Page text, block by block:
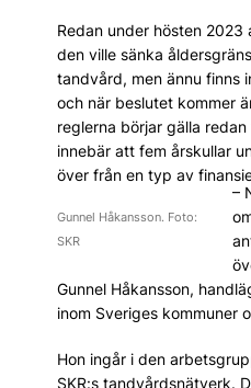
Redan under hösten
den ­ville sänka
tandvård, men ännu finns
och när beslutet kommer
reglerna börjar gälla
innebär att fem årskullar
över från en typ av
Gunnel Håkansson. Foto:
SKR
–
Gunnel Håkansson,
inom Sveriges kommuner
Hon ingår i den
SKR:s tandvårdsnätverk.